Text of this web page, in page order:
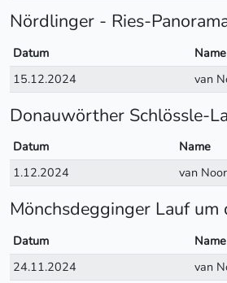
Nördlinger - Ries-
Datum Name
15.12.2024
van
Donauwörther Schlössle-
Datum Name
1.12.2024
van
Mönchsdegginger Lauf
Datum Name
24.11.2024
van